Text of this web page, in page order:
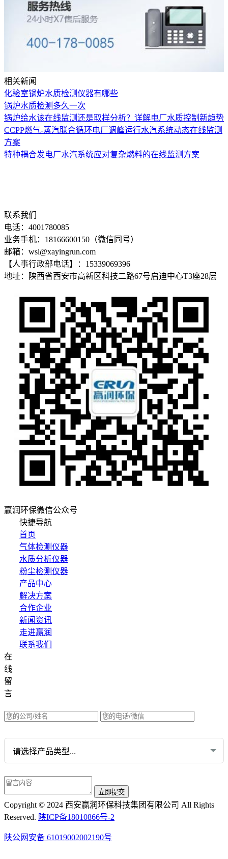
相关新闻
化验室锅炉水质检测仪器有哪些
锅炉水质检测多久一次
锅炉给水该在线监测还是取样分析？详解电厂水质控制新趋势
CCPP燃气-蒸汽联合循环电厂调峰运行水汽系统动态在线监测
方案
特种耦合发电厂水汽系统应对复杂燃料的在线监测方案
联系我们
电话：4001780085
业务手机：18166600150（微信同号）
邮箱：wsl@xayingrun.com
【人事行政部电话】：15339069396
地址：陕西省西安市高新区科技二路67号启迪中心T3座28层
赢润环保微信公众号
快捷导航
首页
气体检测仪器
水质分析仪器
粉尘检测仪器
产品中心
解决方案
合作企业
新闻资讯
走进赢润
联系我们
在
线
留
言
Copyright © 2024 西安赢润环保科技集团有限公司 All Rights
Reserved. 陕ICP备18010866号-2
陕公网安备 61019002002190号